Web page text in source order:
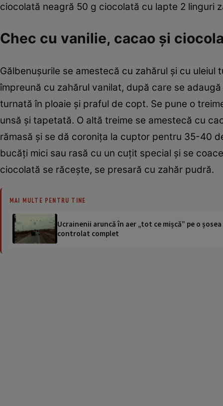
ciocolată neagră 50 g ciocolată cu lapte 2 linguri
Chec cu vanilie, cacao şi
Gălbenuşurile se amestecă cu zahărul şi cu uleiul
împreună cu zahărul vanilat, după care se
turnată în ploaie şi praful de copt. Se pune o
unsă şi tapetată. O altă treime se amestecă cu
rămasă şi se dă coroniţa la cuptor pentru 35-40
bucăţi mici sau rasă cu un cuţit special şi se
ciocolată se răceşte, se presară cu zahăr pudră.
MAI MULTE PENTRU TINE
Ucrainenii aruncă în aer „tot ce mișcă” pe o
controlat complet